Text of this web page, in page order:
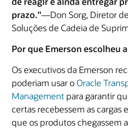
prazo."—Don Sorg, Diretor
Soluções de Cadeia de
Por que Emerson escolheu
Os executivos da Emerson
poderiam usar o Oracle
Management para garantir
certas recebessem as cargas
que os produtos chegassem